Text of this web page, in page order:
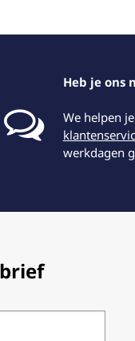
Heb je ons
We helpen
werkdagen